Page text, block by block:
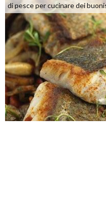
di pesce per cucinare dei